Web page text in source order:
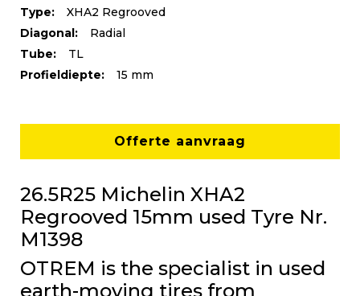
Type:
XHA2 Regrooved
Diagonal:
Radial
Tube:
TL
Profieldiepte:
15 mm
Offerte aanvraag
26.5R25 Michelin XHA2
Regrooved 15mm used Tyre Nr.
M1398
OTREM is the specialist in used
earth-moving tires from